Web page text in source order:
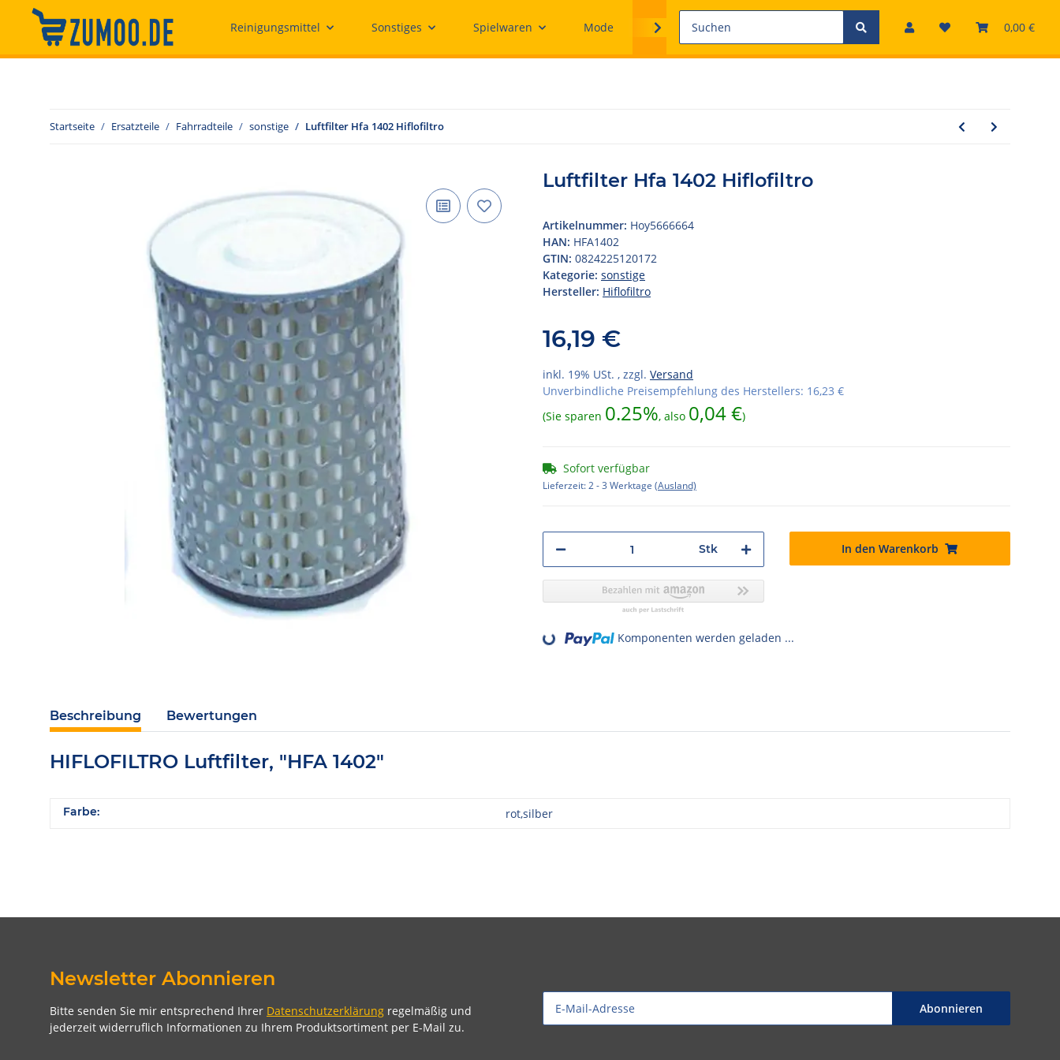
0,00 €
Reinigungsmittel Sonstiges Spielwaren Mode Ersatzteile
Startseite Ersatzteile Fahrradteile sonstige Luftfilter Hfa 1402 Hiflofiltro
Luftfilter Hfa 1402 Hiflofiltro
Artikelnummer: Hoy5666664
HAN: HFA1402
GTIN: 0824225120172
Kategorie: sonstige
Hersteller: Hiflofiltro
16,19 €
inkl. 19% USt. , zzgl. Versand
Unverbindliche Preisempfehlung des Herstellers: 16,23 €
(Sie sparen 0.25%, also 0,04 €)
Sofort verfügbar
Lieferzeit:2 - 3 Werktage (Ausland)
Stk In den Warenkorb
Loading... Komponenten werden geladen ...
Beschreibung Bewertungen
HIFLOFILTRO Luftfilter, "HFA 1402"
Farbe: rot,silber
Newsletter Abonnieren
Bitte senden Sie mir entsprechend Ihrer Datenschutzerklärung regelmäßig und
jederzeit widerruflich Informationen zu Ihrem Produktsortiment per E-Mail zu.
Abonnieren